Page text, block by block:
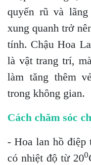
quyến rũ và
xung quanh trở
tính. Chậu Hoa
là vật trang trí,
làm tăng thêm
trong không gian.
Cách chăm sóc
- Hoa lan hồ điệp
có nhiệt độ từ 200